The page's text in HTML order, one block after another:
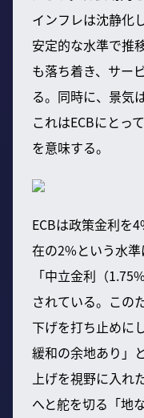
インフレは沈静化
安定的な水準で推
も落ち着き、サー
る。同時に、景気
これはECBにとっ
を意味する。
ECBは政策金利を
在の2%という水
「中立金利（
されている。この
下げを打ち止めに
緩和の余地あり」
上げを視野に入れ
へと舵を切る「地